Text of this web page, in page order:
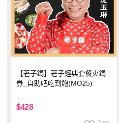
【荖子鍋】荖子經典套餐火鍋
券_自助吧吃到飽(MO25)
$428